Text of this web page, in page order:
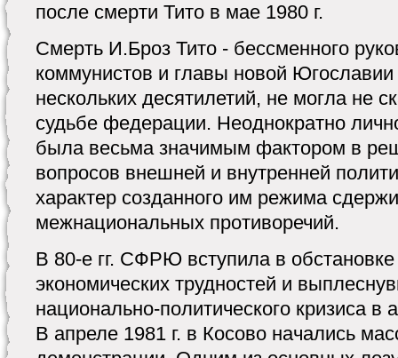
после смерти Тито в мае 1980 г.
Смерть И.Броз Тито - бессменного
коммунистов и главы новой
нескольких десятилетий, не могла не
судьбе федерации. Неоднократно
была весьма значимым фактором в
вопросов внешней и внутренней
характер созданного им режима
межнациональных противоречий.
В 80-е гг. СФРЮ вступила в обстановке
экономических трудностей и
национально-политического кризиса в
В апреле 1981 г. в Косово начались